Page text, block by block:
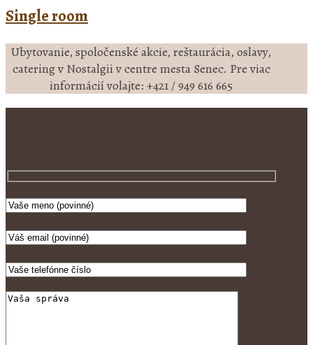
Single room
Ubytovanie, spoločenské akcie, reštaurácia, oslavy,
catering v Nostalgii v centre mesta Senec. Pre viac
informácií volajte: +421 / 949 616 665